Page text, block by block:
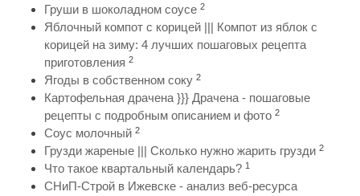
Груши в шоколадном соусе 2
Яблочный компот с корицей ||| Компот из яблок с
корицей на зиму: 4 лучших пошаговых рецепта
приготовления 2
Ягоды в собственном соку 2
Картофельная драчена }}} Драчена - пошаговые
рецепты с подробным описанием и фото 2
Соус молочный 2
Грузди жареные ||| Сколько нужно жарить грузди 2
Что такое квартальный календарь? 1
СНиП-Строй в Ижевске - анализ веб-ресурса